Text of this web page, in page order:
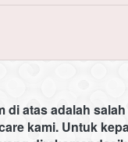
di atas adalah
kami. Untuk